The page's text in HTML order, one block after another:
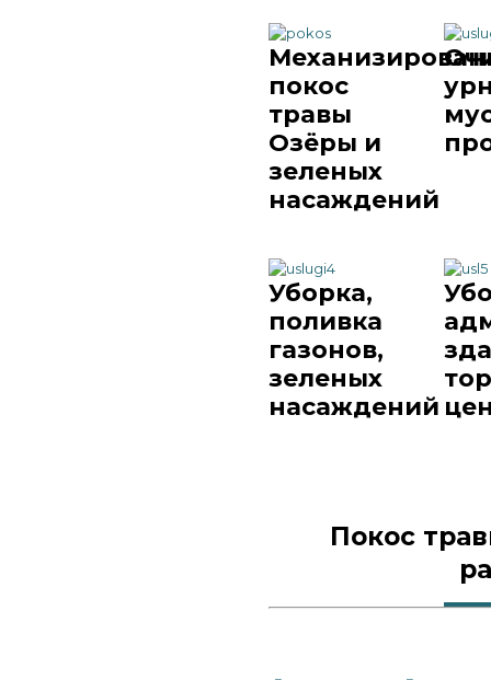
покос
травы
Озёры и
зеленых
насаждений
Уборка,
поливка
газонов,
зеленых
насаждений
Покос